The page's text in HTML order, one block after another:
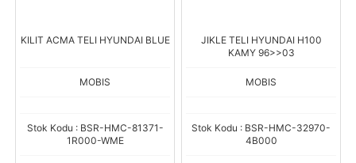
KILIT ACMA TELI HYUNDAI BLUE
MOBIS
Stok Kodu : BSR-HMC-81371-
1R000-WME
JIKLE TELI HYUNDAI H100
KAMY 96>>03
MOBIS
Stok Kodu : BSR-HMC-32970-
4B000